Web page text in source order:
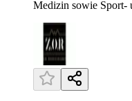
Medizin sowie Sport-